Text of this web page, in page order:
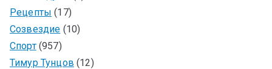
Рецепты (17)
Созвездие (10)
Спорт(957)
Тимур Тунцов (12)